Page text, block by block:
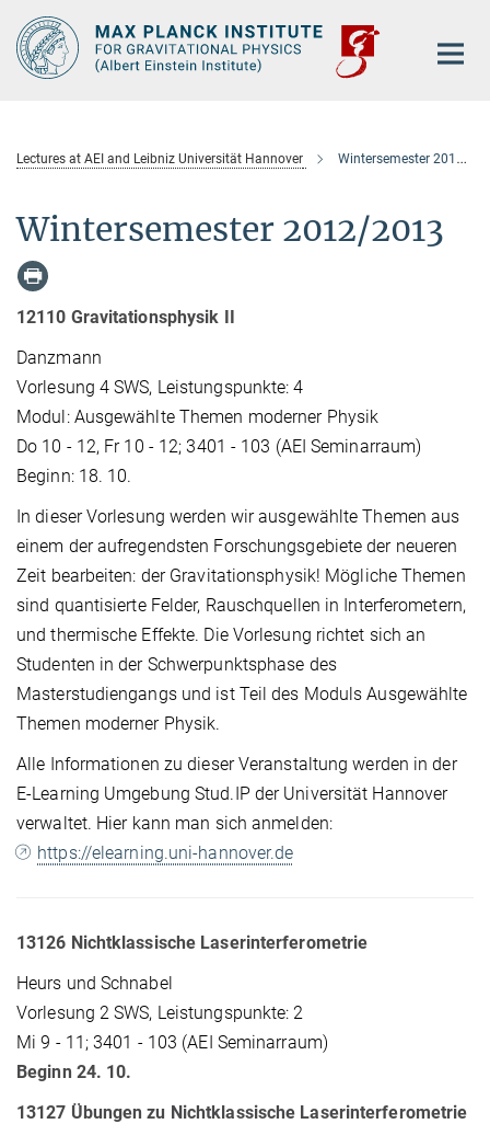
Main-
Content
Lectures at AEI and Leibniz Universität Hannover Wintersemester 2012/2013
Wintersemester 2012/2013
12110 Gravitationsphysik II
Danzmann
Vorlesung 4 SWS, Leistungspunkte: 4
Modul: Ausgewählte Themen moderner Physik
Do 10 - 12, Fr 10 - 12; 3401 - 103 (AEI Seminarraum)
Beginn: 18. 10.
In dieser Vorlesung werden wir ausgewählte Themen aus
einem der aufregendsten Forschungsgebiete der neueren
Zeit bearbeiten: der Gravitationsphysik! Mögliche Themen
sind quantisierte Felder, Rauschquellen in Interferometern,
und thermische Effekte. Die Vorlesung richtet sich an
Studenten in der Schwerpunktsphase des
Masterstudiengangs und ist Teil des Moduls Ausgewählte
Themen moderner Physik.
Alle Informationen zu dieser Veranstaltung werden in der
E-Learning Umgebung Stud.IP der Universität Hannover
verwaltet. Hier kann man sich anmelden:
https://elearning.uni-hannover.de
13126 Nichtklassische Laserinterferometrie
Heurs und Schnabel
Vorlesung 2 SWS, Leistungspunkte: 2
Mi 9 - 11; 3401 - 103 (AEI Seminarraum)
Beginn 24. 10.
13127 Übungen zu Nichtklassische Laserinterferometrie